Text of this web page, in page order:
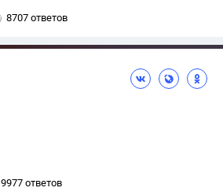
8707 ответов
9977 ответов